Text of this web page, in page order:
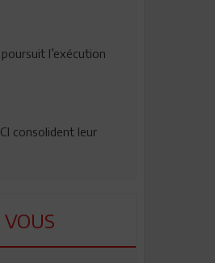
l’exécution
consolident leur